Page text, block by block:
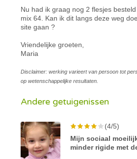
Nu had ik graag nog 2 flesjes
mix 64. Kan ik dit langs deze weg
site gaan ?
Vriendelijke groeten,
Maria
Disclaimer: werking varieert van persoon tot
op wetenschappelijke resultaten.
Andere getuigenissen
(4/5)
Mijn sociaal
minder rigide met